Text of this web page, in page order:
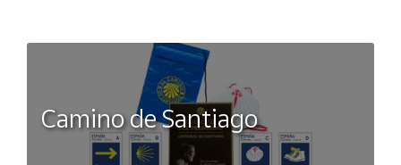
Camino de Santiago